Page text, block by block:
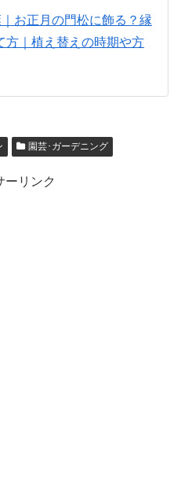
お正月の門松に飾る？縁
方｜植え替えの時期や方
園芸･ガーデニング
ーリンク